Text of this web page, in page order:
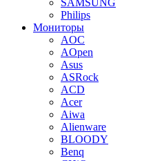
SAMSUNG
Philips
Мониторы
AOC
AOpen
Asus
ASRock
ACD
Acer
Aiwa
Alienware
BLOODY
Benq